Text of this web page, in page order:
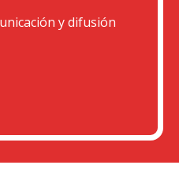
y difusión